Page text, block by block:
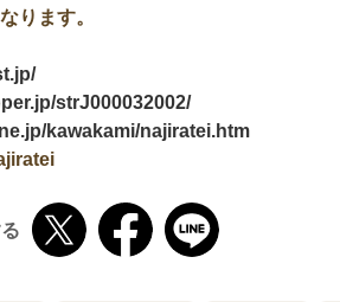
ります。
strJ000032002/
kawakami/najiratei.htm